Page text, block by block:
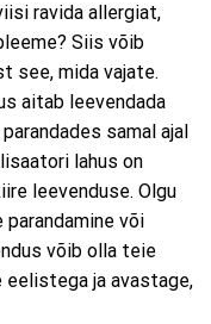
ravida allergiat,
Siis võib
see, mida vajate.
aitab leevendada
samal ajal
lahus on
leevenduse. Olgu
või
võib olla teie
ja avastage,